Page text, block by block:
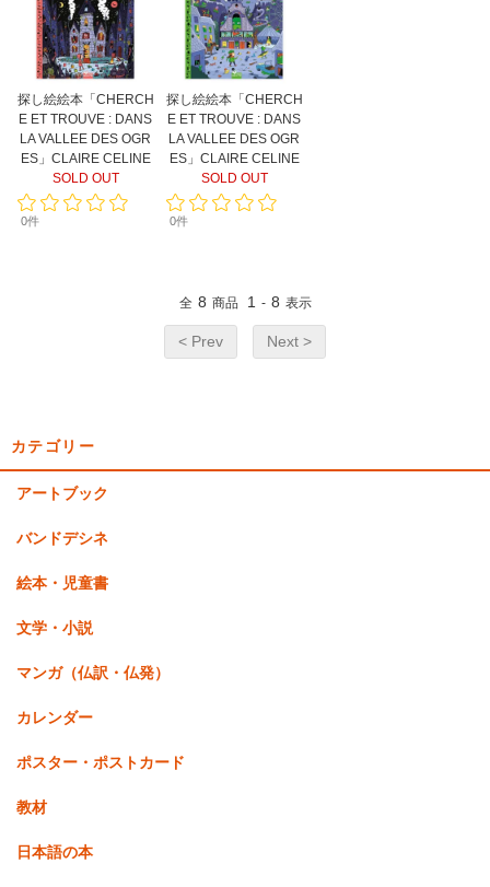
探し絵絵本「CHERCH
E ET TROUVE : DANS
LA VALLEE DES OGR
ES」CLAIRE CELINE
SOLD OUT
0件
探し絵絵本「CHERCH
E ET TROUVE : DANS
LA VALLEE DES OGR
ES」CLAIRE CELINE
SOLD OUT
0件
全 8 商品 1 - 8 表示
< Prev Next >
カテゴリー
アートブック
バンドデシネ
絵本・児童書
文学・小説
マンガ（仏訳・仏発）
カレンダー
ポスター・ポストカード
教材
日本語の本